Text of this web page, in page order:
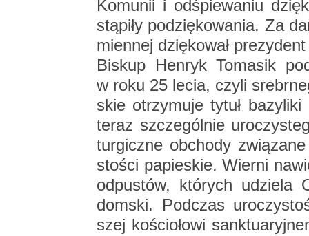
Ko­mu­nii i od­śpie­wa­niu
stą­pi­ły po­dzię­ko­wa­nia. Za
mien­nej dzię­ko­wał
Bi­skup Hen­ryk To­ma­sik
w roku 25 lecia, czyli
skie otrzy­mu­je tytuł
teraz szcze­gól­nie
tur­gicz­ne ob­cho­dy
sto­ści pa­pie­skie. Wier­ni
od­pu­stów, któ­rych udzie­la
dom­ski. Pod­czas
szej ko­ścio­ło­wi